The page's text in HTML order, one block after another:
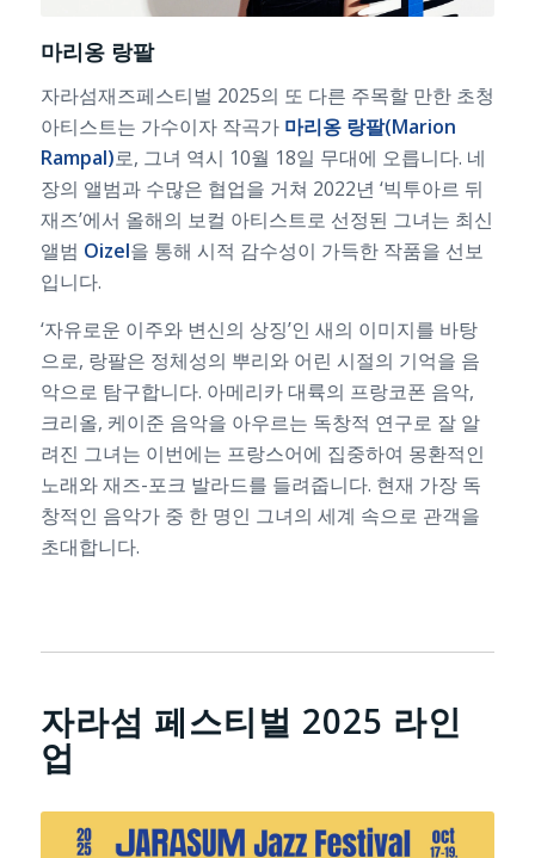
마리옹 랑팔
자라섬재즈페스티벌 2025의 또 다른 주목할 만한 초청
아티스트는 가수이자 작곡가 마리옹 랑팔(Marion
Rampal)로, 그녀 역시 10월 18일 무대에 오릅니다. 네
장의 앨범과 수많은 협업을 거쳐 2022년 ‘빅투아르 뒤
재즈’에서 올해의 보컬 아티스트로 선정된 그녀는 최신
앨범 Oizel을 통해 시적 감수성이 가득한 작품을 선보
입니다.
‘자유로운 이주와 변신의 상징’인 새의 이미지를 바탕
으로, 랑팔은 정체성의 뿌리와 어린 시절의 기억을 음
악으로 탐구합니다. 아메리카 대륙의 프랑코폰 음악,
크리올, 케이준 음악을 아우르는 독창적 연구로 잘 알
려진 그녀는 이번에는 프랑스어에 집중하여 몽환적인
노래와 재즈-포크 발라드를 들려줍니다. 현재 가장 독
창적인 음악가 중 한 명인 그녀의 세계 속으로 관객을
초대합니다.
자라섬 페스티벌 2025 라인
업